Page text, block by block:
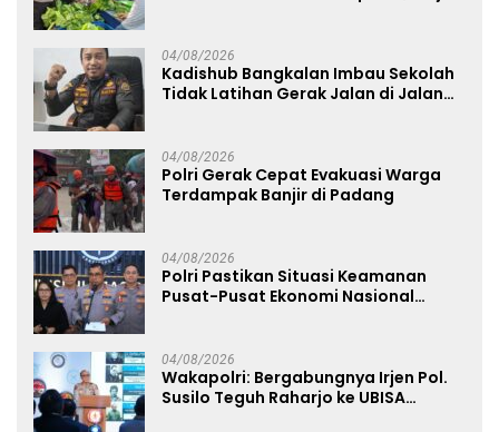
04/08/2026
Kadishub Bangkalan Imbau Sekolah
Tidak Latihan Gerak Jalan di Jalan
04/08/2026
Polri Gerak Cepat Evakuasi Warga
Terdampak Banjir di Padang
04/08/2026
Polri Pastikan Situasi Keamanan
Pusat-Pusat Ekonomi Nasional
04/08/2026
Wakapolri: Bergabungnya Irjen Pol.
Susilo Teguh Raharjo ke UBISA